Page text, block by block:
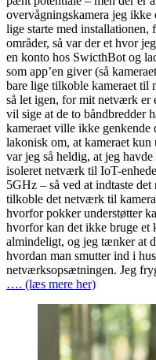
overvågningskamera jeg
lige starte med
områder, så var der et hvor
en konto hos SwicthBot og
som app’en giver (så
bare lige tilkoble kameraet
så let igen, for mit netværk
vil sige at de to båndbredder
kameraet ville ikke genkende
lakonisk om, at kameraet
var jeg så heldig, at jeg
isoleret netværk til IoT-
5GHz – så ved at indtaste
tilkoble det netværk til
hvorfor pokker understøtter
hvorfor kan det ikke bruge et
almindeligt, og jeg tænker at
hvordan man smutter ind i
netværksopsætningen. Jeg
…. (læs mere her)